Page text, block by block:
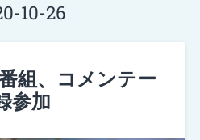
10-26
組、コメンテー
参加